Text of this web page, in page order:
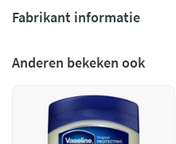
Fabrikant informatie
Anderen bekeken ook